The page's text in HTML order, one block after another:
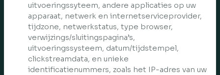
uitvoeringssyteem, andere applicaties op uw
apparaat, netwerk en internetserviceprovider,
tijdzone, netwerkstatus, type browser,
verwijzings/sluitingspagina’s,
uitvoeringssysteem, datum/tijdstempel,
clickstreamdata, en unieke
identificatienummers, zoals het IP-adres van uw